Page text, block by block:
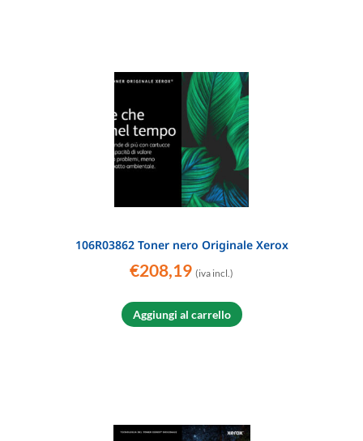
106R03862 Toner nero Originale Xerox
€208,19 (iva incl.)
Aggiungi al carrello